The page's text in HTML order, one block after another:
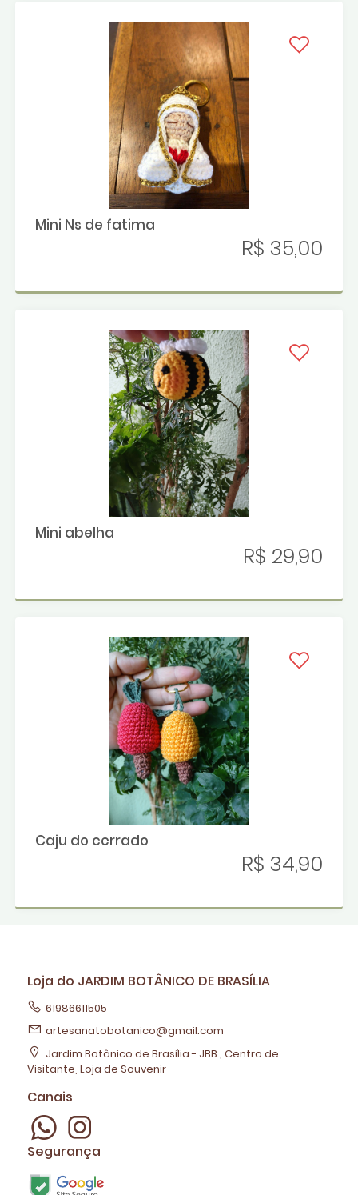
Mini Ns de fatima
R$ 35,00
Mini abelha
R$ 29,90
Caju do cerrado
R$ 34,90
Loja do JARDIM BOTÂNICO DE BRASÍLIA
61986611505
artesanatobotanico@gmail.com
Jardim Botânico de Brasília - JBB , Centro de
Visitante, Loja de Souvenir
Canais
Segurança